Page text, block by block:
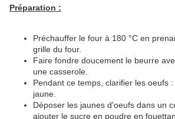
Préparation :
Préchauffer le four à 180 °C en
grille du four.
Faire fondre doucement le beurre
une casserole.
Pendant ce temps, clarifier les oeufs
jaune.
Déposer les jaunes d'oeufs dans un
ajouter le sucre en poudre en